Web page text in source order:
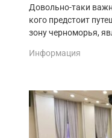
Довольно-таки
кого предстоит
зону черноморья,
Информация